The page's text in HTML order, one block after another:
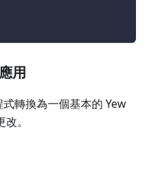
用
轉換為一個基本的 Yew
。